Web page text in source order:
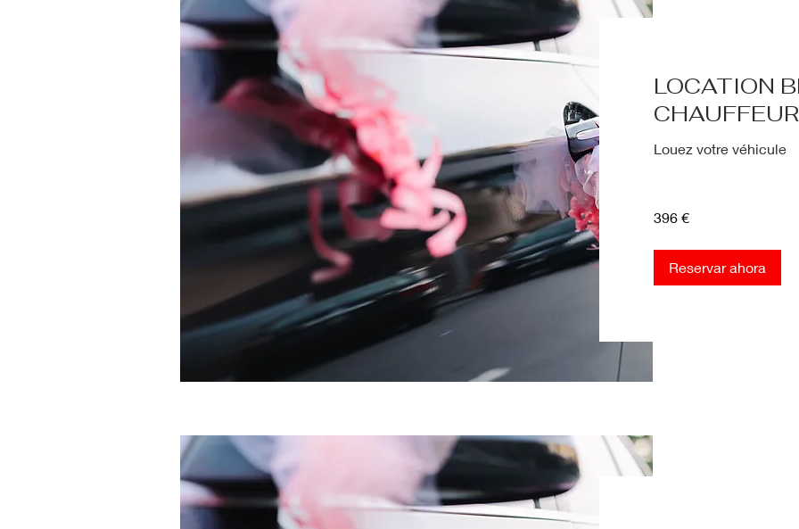
LOCATION
CHAUFFEUR
Louez votre véhicule
euros
396 €
Reservar ahora